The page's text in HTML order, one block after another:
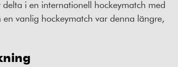
i en internationell hockeymatch med
vanlig hockeymatch var denna längre,